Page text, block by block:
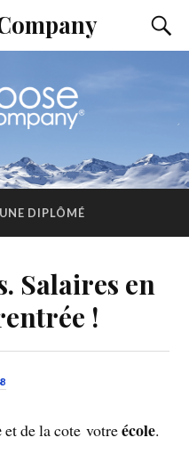
DIPLÔMÉ
Salaires en
!
et de la cote votreécole.